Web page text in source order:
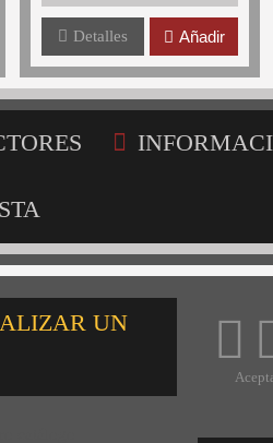
Detalles Añadir
UN